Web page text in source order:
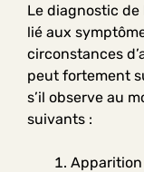
Le diagnostic
lié aux
circonstances
peut fortement
s’il observe au
suivants :
Apparition